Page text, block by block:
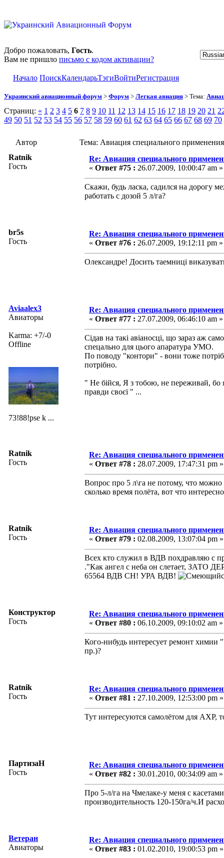
Добро пожаловать, Гость.
Вам не пришло письмо с кодом активации?
Начало ПоискКалендарьТэгиВойтиРегистрация
Украинский авиационный форум > Форум > Легкая авиация > Тема:
Страниц: « 1 2 3 4 5 6 7 8 9 10 11 12 13 14 15 16 17 18 19 20 21
49 50 51 52 53 54 55 56 57 58 59 60 61 62 63 64 65 66 67 68 69 70
Автор
Тема: Авиация специального
Ratnik
Гость
Re: Авиация специального
« Ответ #75 : 26.07.2009, 10:00:47 am »
Скажи, будь ласка, садился на дорогу
работать с дозой 5 л/га?
br5s
Гость
Re: Авиация специального
« Ответ #76 : 26.07.2009, 19:12:11 pm »
Олександре! Досить таемниці
Aviaalex3
Авиаторы
Karma: +7/-0
Offline
73!88!pse k ...
Re: Авиация специального
« Ответ #77 : 27.07.2009, 06:46:10 am »
Сідав на такі авіаносці, що зараз аж
спецально для цього апаратура УМО.
По поводу "контори" - вони тоже
потрібно.
" Не бійся, Я з тобою, не переживай,
правди своєї " ...
Ratnik
Гость
Re: Авиация специального
« Ответ #78 : 28.07.2009, 17:47:31 pm »
Вопрос про 5 л\га не потому, что
сколько время полёта, вот что
Ratnik
Гость
Re: Авиация специального
« Ответ #79 : 02.08.2009, 13:07:04 pm »
Всех кто служил в ВДВ похдравляю с
."Как ангел с неба он слетает, ЗАТО
65564 ВДВ СН! УРА ВДВ!
Конструктор
Гость
Re: Авиация специального
« Ответ #80 : 06.10.2009, 09:10:02 am »
Кого-нибудь интересует ремонт химии
пр.)?
Ratnik
Гость
Re: Авиация специального
« Ответ #81 : 27.10.2009, 12:53:00 pm »
Тут интересуются самолётом для АХР,
ПартизаН
Гость
Re: Авиация специального
« Ответ #82 : 30.01.2010, 00:34:09 am »
Про 5-л/га на Чмелаке-у меня с
производительность 120-150га/ч.И
Ветеран
Авиаторы
Re: Авиация специального
« Ответ #83 : 01.02.2010, 19:00:53 pm »